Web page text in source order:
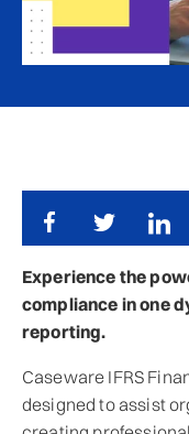
Experience the
compliance in one
reporting.
Caseware IFRS
designed to assist